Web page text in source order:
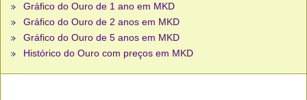
Gráfico do Ouro de 1 ano em MKD
Gráfico do Ouro de 2 anos em MKD
Gráfico do Ouro de 5 anos em MKD
Histórico do Ouro com preços em MKD